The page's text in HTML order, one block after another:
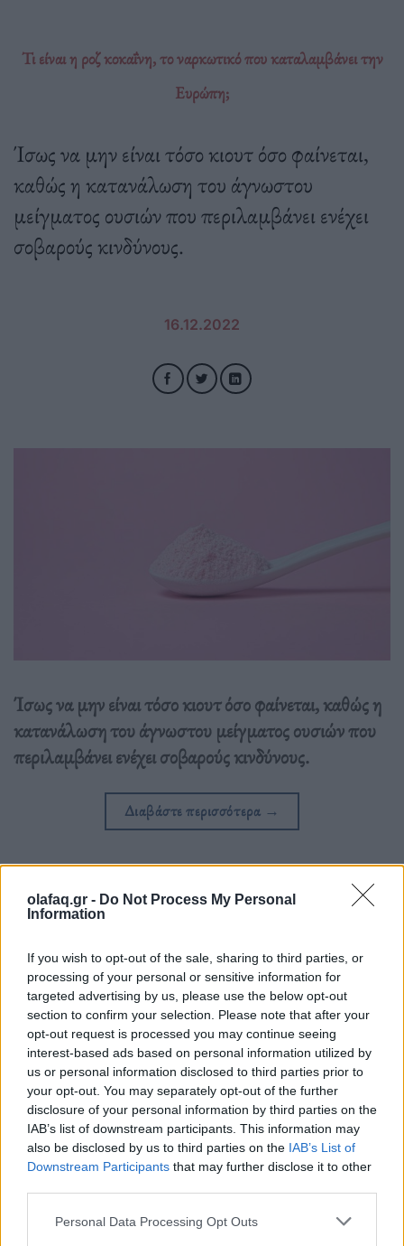
olafaq.gr - Do Not Process My Personal
Information
If you wish to opt-out of the sale, sharing to third parties, or
processing of your personal or sensitive information for
targeted advertising by us, please use the below opt-out
section to confirm your selection. Please note that after your
opt-out request is processed you may continue seeing
interest-based ads based on personal information utilized by
us or personal information disclosed to third parties prior to
your opt-out. You may separately opt-out of the further
disclosure of your personal information by third parties on the
IAB’s list of downstream participants. This information may
also be disclosed by us to third parties on the IAB’s List of
Downstream Participants that may further disclose it to other
Personal Data Processing Opt Outs
Τι είναι η ροζ κοκαΐνη, το ναρκωτικό που καταλαμβάνει την
Ευρώπη;
Ίσως να μην είναι τόσο κιουτ όσο φαίνεται,
καθώς η κατανάλωση του άγνωστου
μείγματος ουσιών που περιλαμβάνει ενέχει
σοβαρούς κινδύνους.
16.12.2022
Ίσως να μην είναι τόσο κιουτ όσο φαίνεται, καθώς η
κατανάλωση του άγνωστου μείγματος ουσιών που
περιλαμβάνει ενέχει σοβαρούς κινδύνους.
Διαβάστε περισσότερα →
Δημοσιεύθηκε σεΤάσεις|Taggedναρκωτικά,Ναρκωτικές Ουσίες ,ροζ
Δείτε επίσης